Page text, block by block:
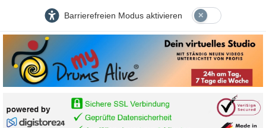
Barrierefreien Modus aktivieren